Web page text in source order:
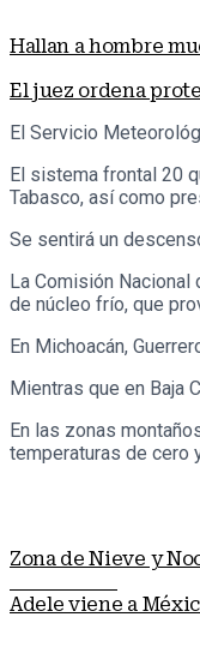
Hallan a hombre
El juez ordena
El Servicio
El sistema frontal 20
Tabasco, así como
Se sentirá un
La Comisión Nacional
de núcleo frío, que
En Michoacán,
Mientras que en Baja
En las zonas
temperaturas de cero
Zona de Nieve y
Adele viene a